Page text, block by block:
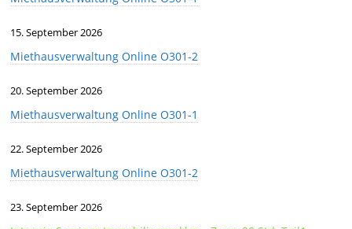
15. September 2026
Miethausverwaltung Online O301-2
20. September 2026
Miethausverwaltung Online O301-1
22. September 2026
Miethausverwaltung Online O301-2
23. September 2026